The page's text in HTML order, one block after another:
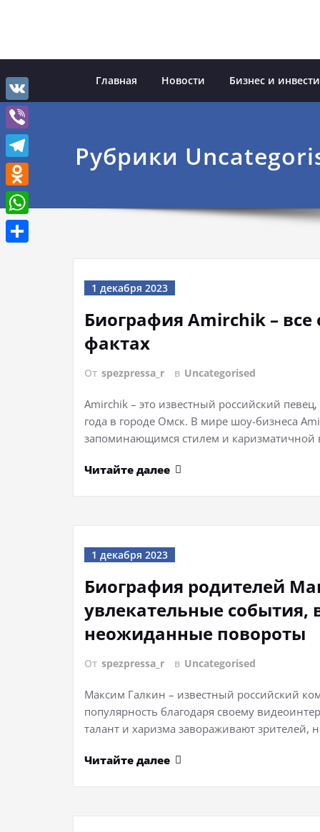
Главная Новости Бизнес и
Рубрики
1 декабря 2023
Биография Amirchik – все
фактах
От spezpressa_r в Uncategorised
Amirchik – это известный российский
года в городе Омск. В мире шоу-бизнеса
запоминающимся стилем и
Читайте далее
1 декабря 2023
Биография родителей
увлекательные события,
неожиданные повороты
От spezpressa_r в Uncategorised
Максим Галкин – известный российский
популярность благодаря своему
талант и харизма завораживают зрителей,
Читайте далее
VK
Viber
Telegram
Odnoklassniki
WhatsApp